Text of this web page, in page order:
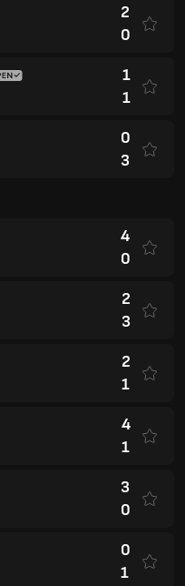
2
0
1
1
0
3
4
0
2
3
2
1
4
1
3
0
0
1